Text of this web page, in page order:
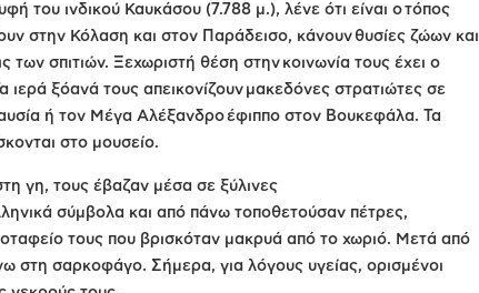
του ινδικού Καυκάσου (7.788 μ.), λένε ότι είναι ο τόπος
στην Κόλαση και στον Παράδεισο, κάνουν θυσίες ζώων και
των σπιτιών. Ξεχωριστή θέση στην κοινωνία τους έχει ο
ξόανά τους απεικονίζουν μακεδόνες στρατιώτες σε
ή τον Μέγα Αλέξανδρο έφιππο στον Βουκεφάλα. Τα
στο μουσείο.
γη, τους έβαζαν μέσα σε ξύλινες
σύμβολα και από πάνω τοποθετούσαν πέτρες,
τους που βρισκόταν μακρυά από το χωριό. Μετά από
στη σαρκοφάγο. Σήμερα, για λόγους υγείας, ορισμένοι